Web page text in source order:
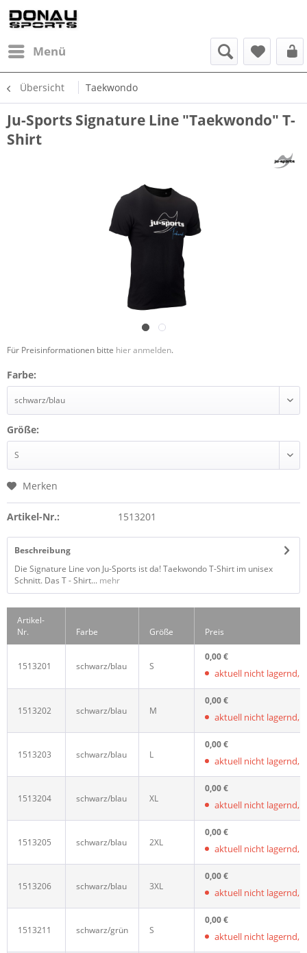
Menü
Übersicht Taekwondo
Ju-Sports Signature Line "Taekwondo" T-
Shirt
Für Preisinformationen bitte hier anmelden.
Farbe:
Größe:
Merken
Artikel-Nr.: 1513201
Beschreibung
Die Signature Line von Ju-Sports ist da! Taekwondo T-Shirt im unisex
Schnitt. Das T - Shirt... mehr
Artikel-
Nr.
Farbe Größe Preis
1513201 schwarz/blau S
0,00 €
aktuell nicht lagernd,
1513202 schwarz/blau M
0,00 €
aktuell nicht lagernd,
1513203 schwarz/blau L
0,00 €
aktuell nicht lagernd,
1513204 schwarz/blau XL
0,00 €
aktuell nicht lagernd,
1513205 schwarz/blau 2XL
0,00 €
aktuell nicht lagernd,
1513206 schwarz/blau 3XL
0,00 €
aktuell nicht lagernd,
1513211 schwarz/grün S
0,00 €
aktuell nicht lagernd,